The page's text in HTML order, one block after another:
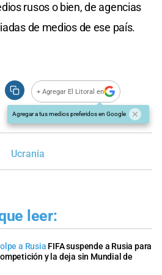
rusos o bien, de agencias
de medios de ese país.
+ Agregar El Litoral en
Agregar a tus medios preferidos en Google
Ucrania
leer:
a Rusia FIFA suspende a Rusia para
y la deja sin Mundial de